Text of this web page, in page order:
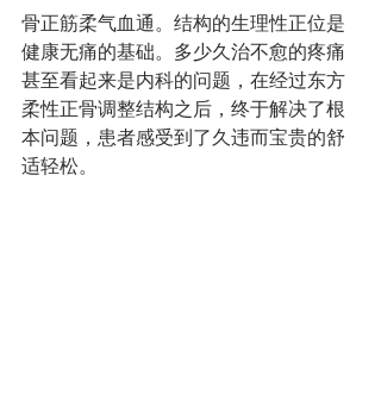
骨正筋柔气血通。结构的生理性正位是
健康无痛的基础。多少久治不愈的疼痛
甚至看起来是内科的问题，在经过东方
柔性正骨调整结构之后，终于解决了根
本问题，患者感受到了久违而宝贵的舒
适轻松。